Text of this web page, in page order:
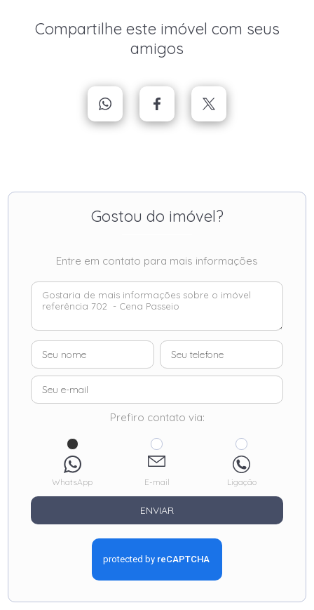
Compartilhe este imóvel com seus
amigos
Gostou do imóvel?
Entre em contato para mais informações
Prefiro contato via:
WhatsApp E-mail Ligação
ENVIAR